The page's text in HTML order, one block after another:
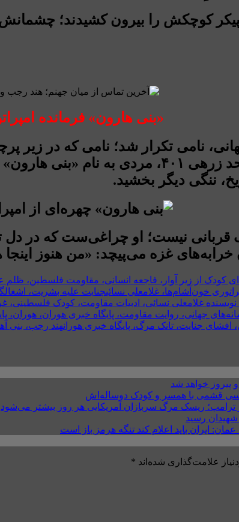
کوچکش را بیرون کشیدند؛ چشمانش
«بنی هارون» فرمانده
نامی تکرار شد؛ نامی که در زیر
که آن شب دستور آتش داد، از واحد زرهی
ننگی دیگر بخشید.
قربانی نیست؛ او چراغی‌ست که در دل
خرابه‌های غزه می‌پیچد: «من هنوز
خون‌آشام‌ها، غلامعلی نسائیجنایت علیه بشریت،
غلامعلی نسائی، ادبیات مقاومت، کودک فلسطینی،
جهانی، روایت مقاومت، پایگاه خبری هوران، هوران،
جنایت، تانک مرگ، پایگاه خبری هورانهند رجب، بنی
پیروز خواهد شد
قشمی با همسر و کودک دوساله‌اش
ترامپ؛ ریسک مرگ سربازان آمریکایی هر روز بیشتر می‌شود
ایران باید اعلام کند تنگه هرمز باز است
علامت‌گذاری شده‌اند *